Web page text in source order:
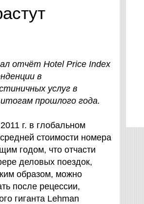
отчёт Hotel Price Index
в
услуг в
прошлого года.
г. в глобальном
стоимости номера
годом, что отчасти
деловых поездок,
образом, можно
после рецессии,
гиганта Lehman